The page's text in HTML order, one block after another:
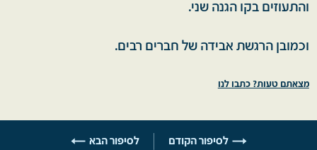
והתעוזים בקו הגנה שני.
וכמובן הרגשת אבידה של חברים רבים.
מצאתם טעות? כתבו לנו
לסיפור הקודם לסיפור הבא